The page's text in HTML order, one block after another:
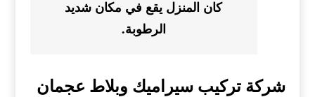
كان المنزل يقع في مكان شديد
الرطوبة.
شركة تركيب سيراميك وبلاط عجمان